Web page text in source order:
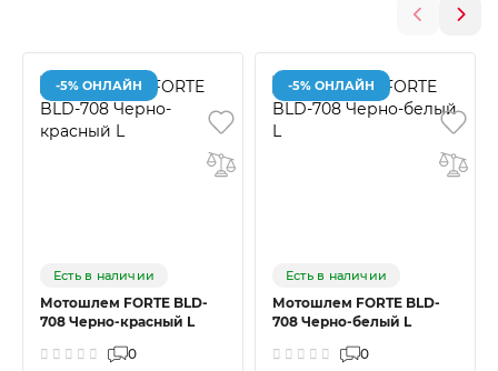
-5% ОНЛАЙН
Есть в наличии
Мотошлем FORTE BLD-
708 Черно-красный L
0
-5% ОНЛАЙН
Есть в наличии
Мотошлем FORTE BLD-
708 Черно-белый L
0